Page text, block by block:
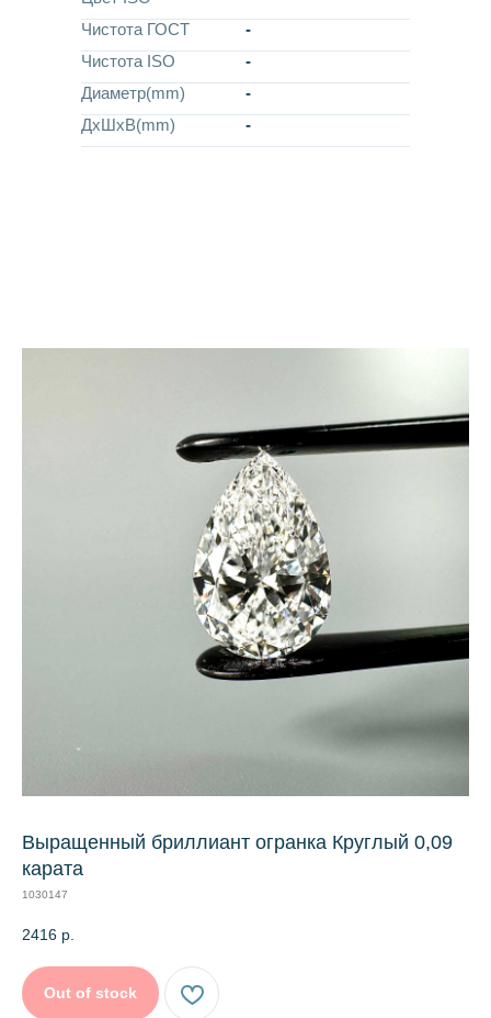
Чистота ГОСТ
-
Чистота ISO
-
Диаметр(mm)
-
ДхШхВ(mm)
-
Выращенный бриллиант огранка Круглый 0,09
карата
1030147
2416 р.
Out of stock